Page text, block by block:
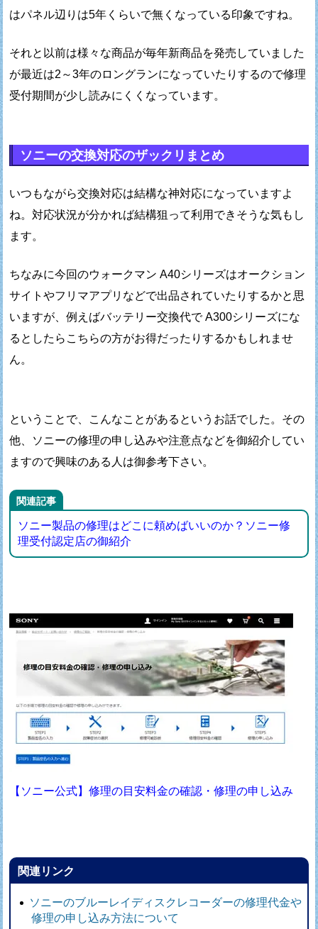
はパネル辺りは5年くらいで無くなっている印象ですね。
それと以前は様々な商品が毎年新商品を発売していました
が最近は2～3年のロングランになっていたりするので修理
受付期間が少し読みにくくなっています。
ソニーの交換対応のザックリまとめ
いつもながら交換対応は結構な神対応になっていますよ
ね。対応状況が分かれば結構狙って利用できそうな気もし
ます。
ちなみに今回のウォークマン A40シリーズはオークション
サイトやフリマアプリなどで出品されていたりするかと思
いますが、例えばバッテリー交換代で A300シリーズにな
るとしたら こちらの方がお得だったりするかもしれませ
ん。
ということで、こんなことがあるというお話でした。 その
他、ソニーの修理の申し込みや注意点などを御紹介してい
ますので興味のある人は御参考下さい。
関連記事
ソニー製品の修理はどこに頼めばいいのか？ソニー修
理受付認定店の御紹介
【ソニー公式】修理の目安料金の確認・修理の申し込み
関連リンク
ソニーのブルーレイディスクレコーダーの修理代金や
修理の申し込み方法について